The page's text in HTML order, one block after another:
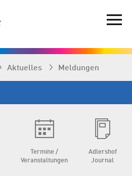
Aktuelles Meldungen
Termine /
Veranstaltungen
Adlershof
Journal